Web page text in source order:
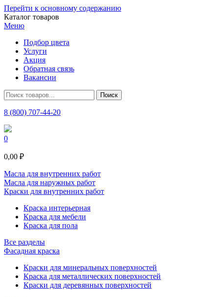
Перейти к основному содержанию
Каталог товаров
Меню
Подбор цвета
Услуги
Акция
Обратная связь
Вакансии
8 (800) 707-44-20
0
0,00 ₽
Масла для внутренних работ
Масла для наружных работ
Краски для внутренних работ
Краска интерьерная
Краска для мебели
Краска для пола
Все разделы
Фасадная краска
Краски для минеральных поверхностей
Краска для металлических поверхностей
Краски для деревянных поверхностей